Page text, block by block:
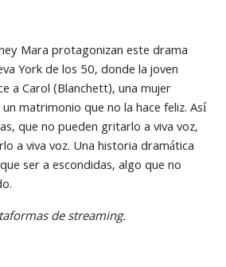
Mara protagonizan este drama
York de los 50, donde la joven
a Carol (Blanchett), una mujer
matrimonio que no la hace feliz. Así
que no pueden gritarlo a viva voz,
a viva voz. Una historia dramática
ser a escondidas, algo que no
de streaming.